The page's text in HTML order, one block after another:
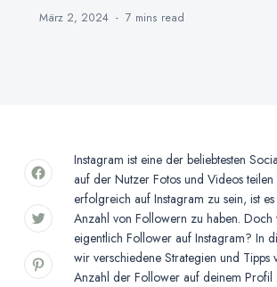
März 2, 2024 7 mins read
Instagram ist eine der beliebtesten
auf der Nutzer Fotos und Videos teilen
erfolgreich auf Instagram zu sein, ist
Anzahl von Followern zu haben. Doch
eigentlich Follower auf Instagram? In
wir verschiedene Strategien und Tipps
Anzahl der Follower auf deinem Profil